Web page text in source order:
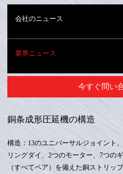
会社のニュース
業界ニュース
今すぐ問い
銅条成形圧延機の構造
構造：13のユニバーサルジョイント
リングダイ、2つのモーター、7つの
（すべてペア）を備えた銅ストリッ